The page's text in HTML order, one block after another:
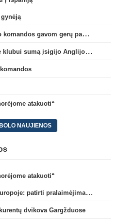
A. Tapinas: „Iš europinio lygio komandos gavom gerų pamokų“
Oficialu: „Leeds“ už rekordinę klubui sumą įsigijo Anglijos rinktinės vartininką
atakuoti“
NAUJIENOS
atakuoti“
Lietuvos klubų pasirodymai Europoje: patirti pralaimėjimai Kroatijos atstovams
dvikova Gargžduose